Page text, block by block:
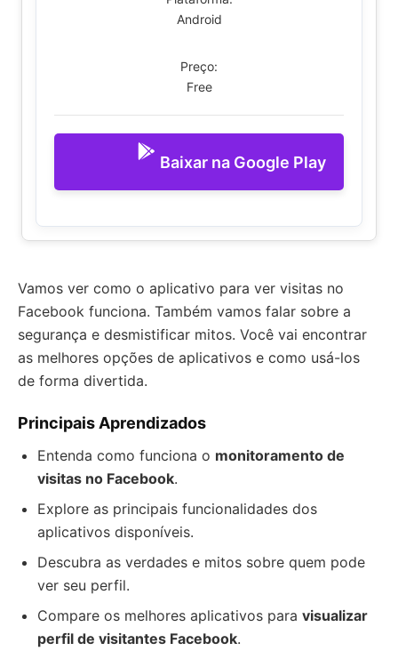
Android
Preço:
Free
Baixar na Google Play
Vamos ver como o aplicativo para ver visitas no
Facebook funciona. Também vamos falar sobre a
segurança e desmistificar mitos. Você vai encontrar
as melhores opções de aplicativos e como usá-los
de forma divertida.
Principais Aprendizados
Entenda como funciona o monitoramento de
visitas no Facebook.
Explore as principais funcionalidades dos
aplicativos disponíveis.
Descubra as verdades e mitos sobre quem pode
ver seu perfil.
Compare os melhores aplicativos para visualizar
perfil de visitantes Facebook.